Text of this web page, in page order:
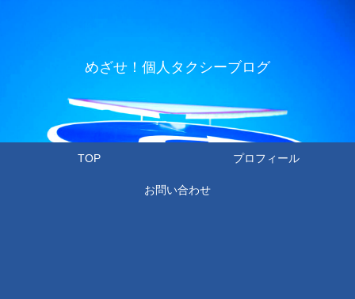
めざせ！個人タクシーブログ
TOP プロフィール
お問い合わせ